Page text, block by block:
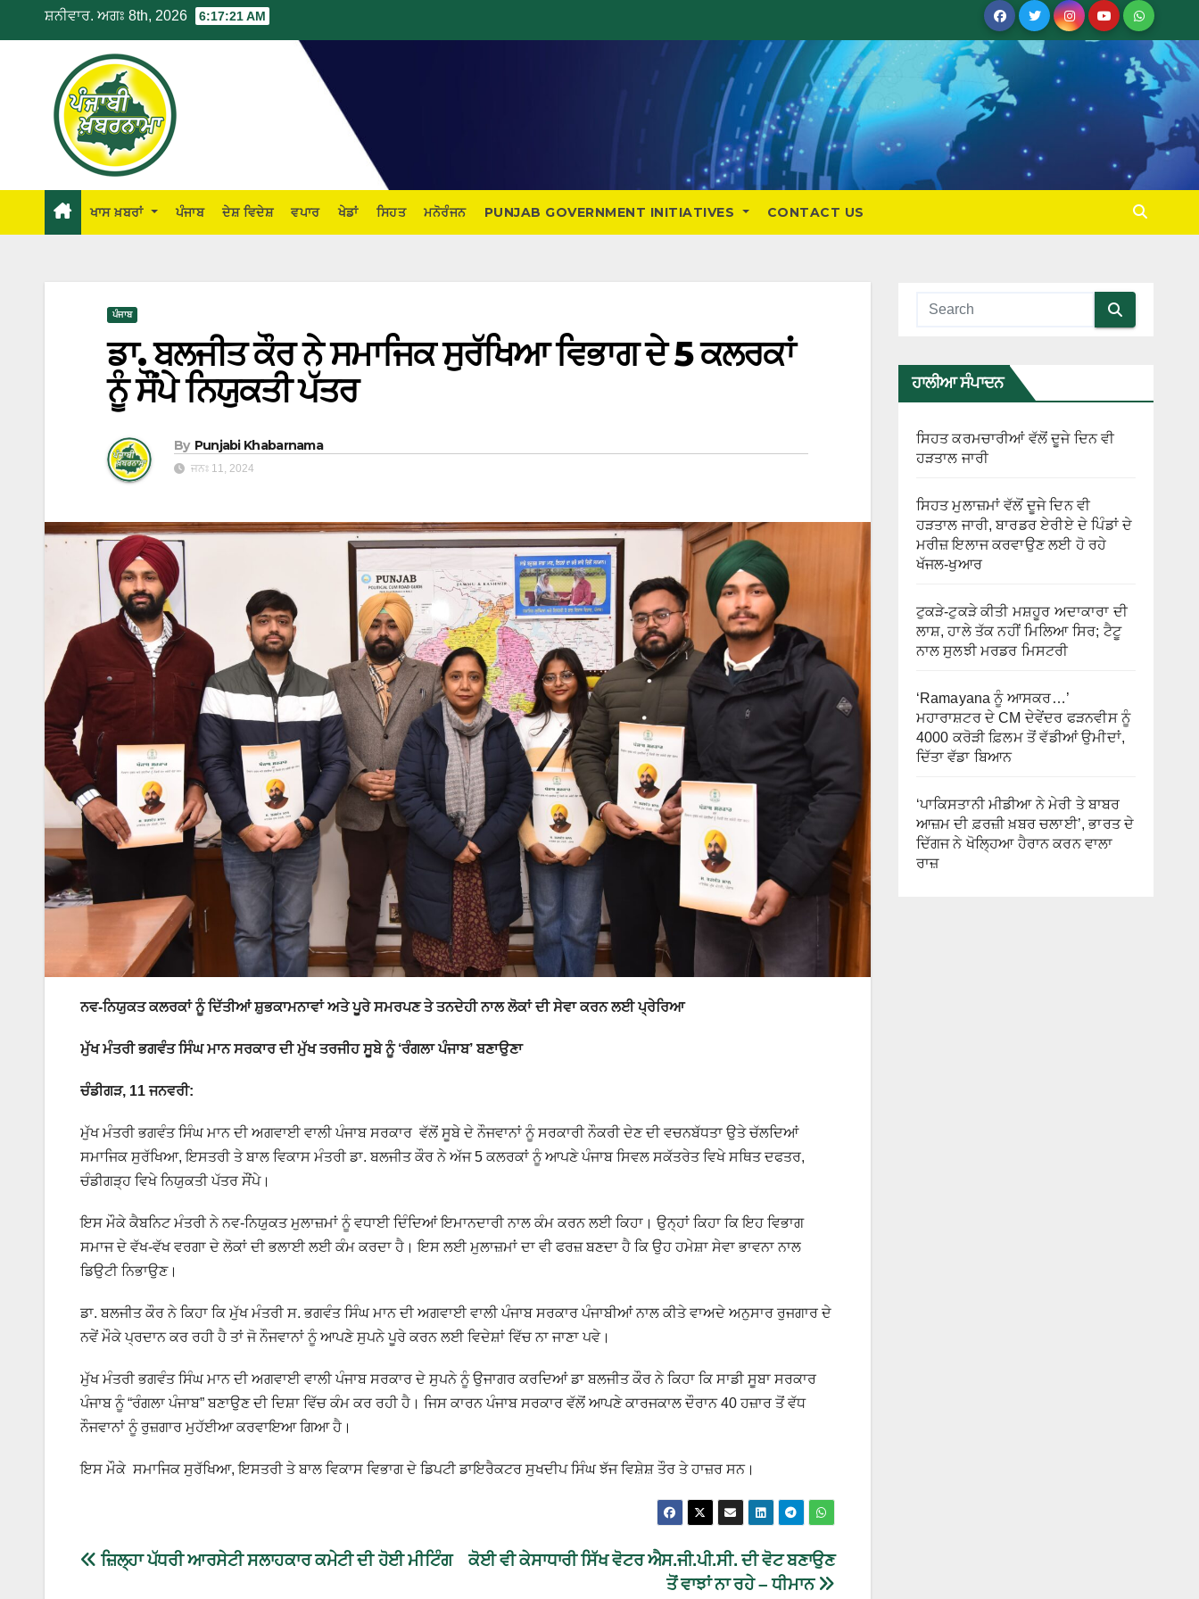
ਸ਼ਨੀਵਾਰ. ਅਗਃ 8th, 2026 6:17:22 AM
ਖਾਸ ਖ਼ਬਰਾਂ ਪੰਜਾਬ ਦੇਸ਼ ਵਿਦੇਸ਼ ਵਪਾਰ ਖੇਡਾਂ ਸਿਹਤ ਮਨੋਰੰਜਨ PUNJAB GOVERNMENT INITIATIVES CONTACT US
ਪੰਜਾਬ
ਡਾ. ਬਲਜੀਤ ਕੌਰ ਨੇ ਸਮਾਜਿਕ ਸੁਰੱਖਿਆ ਵਿਭਾਗ ਦੇ 5 ਕਲਰਕਾਂ
ਨੂੰ ਸੌਂਪੇ ਨਿਯੁਕਤੀ ਪੱਤਰ
By Punjabi Khabarnama
ਜਨਃ 11, 2024
ਨਵ-ਨਿਯੁਕਤ ਕਲਰਕਾਂ ਨੂੰ ਦਿੱਤੀਆਂ ਸ਼ੁਭਕਾਮਨਾਵਾਂ ਅਤੇ ਪੂਰੇ ਸਮਰਪਣ ਤੇ ਤਨਦੇਹੀ ਨਾਲ ਲੋਕਾਂ ਦੀ ਸੇਵਾ ਕਰਨ ਲਈ ਪ੍ਰੇਰਿਆ
ਮੁੱਖ ਮੰਤਰੀ ਭਗਵੰਤ ਸਿੰਘ ਮਾਨ ਸਰਕਾਰ ਦੀ ਮੁੱਖ ਤਰਜੀਹ ਸੂਬੇ ਨੂੰ ‘ਰੰਗਲਾ ਪੰਜਾਬ’ ਬਣਾਉਣਾ
ਚੰਡੀਗੜ, 11 ਜਨਵਰੀ:
ਮੁੱਖ ਮੰਤਰੀ ਭਗਵੰਤ ਸਿੰਘ ਮਾਨ ਦੀ ਅਗਵਾਈ ਵਾਲੀ ਪੰਜਾਬ ਸਰਕਾਰ ਵੱਲੋਂ ਸੂਬੇ ਦੇ ਨੌਜਵਾਨਾਂ ਨੂੰ ਸਰਕਾਰੀ ਨੌਕਰੀ ਦੇਣ ਦੀ ਵਚਨਬੱਧਤਾ ਉਤੇ ਚੱਲਦਿਆਂ
ਸਮਾਜਿਕ ਸੁਰੱਖਿਆ, ਇਸਤਰੀ ਤੇ ਬਾਲ ਵਿਕਾਸ ਮੰਤਰੀ ਡਾ. ਬਲਜੀਤ ਕੌਰ ਨੇ ਅੱਜ 5 ਕਲਰਕਾਂ ਨੂੰ ਆਪਣੇ ਪੰਜਾਬ ਸਿਵਲ ਸਕੱਤਰੇਤ ਵਿਖੇ ਸਥਿਤ ਦਫਤਰ,
ਚੰਡੀਗੜ੍ਹ ਵਿਖੇ ਨਿਯੁਕਤੀ ਪੱਤਰ ਸੌਂਪੇ।
ਇਸ ਮੌਕੇ ਕੈਬਨਿਟ ਮੰਤਰੀ ਨੇ ਨਵ-ਨਿਯੁਕਤ ਮੁਲਾਜ਼ਮਾਂ ਨੂੰ ਵਧਾਈ ਦਿੰਦਿਆਂ ਇਮਾਨਦਾਰੀ ਨਾਲ ਕੰਮ ਕਰਨ ਲਈ ਕਿਹਾ। ਉਨ੍ਹਾਂ ਕਿਹਾ ਕਿ ਇਹ ਵਿਭਾਗ
ਸਮਾਜ ਦੇ ਵੱਖ-ਵੱਖ ਵਰਗਾ ਦੇ ਲੋਕਾਂ ਦੀ ਭਲਾਈ ਲਈ ਕੰਮ ਕਰਦਾ ਹੈ। ਇਸ ਲਈ ਮੁਲਾਜ਼ਮਾਂ ਦਾ ਵੀ ਫਰਜ਼ ਬਣਦਾ ਹੈ ਕਿ ਉਹ ਹਮੇਸ਼ਾ ਸੇਵਾ ਭਾਵਨਾ ਨਾਲ
ਡਿਉਟੀ ਨਿਭਾਉਣ।
ਡਾ. ਬਲਜੀਤ ਕੌਰ ਨੇ ਕਿਹਾ ਕਿ ਮੁੱਖ ਮੰਤਰੀ ਸ. ਭਗਵੰਤ ਸਿੰਘ ਮਾਨ ਦੀ ਅਗਵਾਈ ਵਾਲੀ ਪੰਜਾਬ ਸਰਕਾਰ ਪੰਜਾਬੀਆਂ ਨਾਲ ਕੀਤੇ ਵਾਅਦੇ ਅਨੁਸਾਰ ਰੁਜਗਾਰ ਦੇ
ਨਵੇਂ ਮੌਕੇ ਪ੍ਰਦਾਨ ਕਰ ਰਹੀ ਹੈ ਤਾਂ ਜੋ ਨੌਜਵਾਨਾਂ ਨੂੰ ਆਪਣੇ ਸੁਪਨੇ ਪੂਰੇ ਕਰਨ ਲਈ ਵਿਦੇਸ਼ਾਂ ਵਿੱਚ ਨਾ ਜਾਣਾ ਪਵੇ।
ਮੁੱਖ ਮੰਤਰੀ ਭਗਵੰਤ ਸਿੰਘ ਮਾਨ ਦੀ ਅਗਵਾਈ ਵਾਲੀ ਪੰਜਾਬ ਸਰਕਾਰ ਦੇ ਸੁਪਨੇ ਨੂੰ ਉਜਾਗਰ ਕਰਦਿਆਂ ਡਾ ਬਲਜੀਤ ਕੌਰ ਨੇ ਕਿਹਾ ਕਿ ਸਾਡੀ ਸੂਬਾ ਸਰਕਾਰ
ਪੰਜਾਬ ਨੂੰ “ਰੰਗਲਾ ਪੰਜਾਬ” ਬਣਾਉਣ ਦੀ ਦਿਸ਼ਾ ਵਿੱਚ ਕੰਮ ਕਰ ਰਹੀ ਹੈ। ਜਿਸ ਕਾਰਨ ਪੰਜਾਬ ਸਰਕਾਰ ਵੱਲੋਂ ਆਪਣੇ ਕਾਰਜਕਾਲ ਦੌਰਾਨ 40 ਹਜ਼ਾਰ ਤੋਂ ਵੱਧ
ਨੌਜਵਾਨਾਂ ਨੂੰ ਰੁਜ਼ਗਾਰ ਮੁਹੱਈਆ ਕਰਵਾਇਆ ਗਿਆ ਹੈ।
ਇਸ ਮੌਕੇ ਸਮਾਜਿਕ ਸੁਰੱਖਿਆ, ਇਸਤਰੀ ਤੇ ਬਾਲ ਵਿਕਾਸ ਵਿਭਾਗ ਦੇ ਡਿਪਟੀ ਡਾਇਰੈਕਟਰ ਸੁਖਦੀਪ ਸਿੰਘ ਝੱਜ ਵਿਸ਼ੇਸ਼ ਤੌਰ ਤੇ ਹਾਜ਼ਰ ਸਨ।
ਕੋਈ ਵੀ ਕੇਸਾਧਾਰੀ ਸਿੱਖ ਵੋਟਰ ਐਸ.ਜੀ.ਪੀ.ਸੀ. ਦੀ ਵੋਟ ਬਣਾਉਣ
ਤੋਂ ਵਾਝਾਂ ਨਾ ਰਹੇ – ਧੀਮਾਨ
ਜ਼ਿਲ੍ਹਾ ਪੱਧਰੀ ਆਰਸੇਟੀ ਸਲਾਹਕਾਰ ਕਮੇਟੀ ਦੀ ਹੋਈ ਮੀਟਿੰਗ
ਹਾਲੀਆ ਸੰਪਾਦਨ
ਸਿਹਤ ਕਰਮਚਾਰੀਆਂ ਵੱਲੋਂ ਦੂਜੇ ਦਿਨ ਵੀ
ਹੜਤਾਲ ਜਾਰੀ
ਸਿਹਤ ਮੁਲਾਜ਼ਮਾਂ ਵੱਲੋਂ ਦੂਜੇ ਦਿਨ ਵੀ
ਹੜਤਾਲ ਜਾਰੀ, ਬਾਰਡਰ ਏਰੀਏ ਦੇ ਪਿੰਡਾਂ ਦੇ
ਮਰੀਜ਼ ਇਲਾਜ ਕਰਵਾਉਣ ਲਈ ਹੋ ਰਹੇ
ਖੱਜਲ-ਖੁਆਰ
ਟੁਕੜੇ-ਟੁਕੜੇ ਕੀਤੀ ਮਸ਼ਹੂਰ ਅਦਾਕਾਰਾ ਦੀ
ਲਾਸ਼, ਹਾਲੇ ਤੱਕ ਨਹੀਂ ਮਿਲਿਆ ਸਿਰ; ਟੈਟੂ
ਨਾਲ ਸੁਲਝੀ ਮਰਡਰ ਮਿਸਟਰੀ
‘Ramayana ਨੂੰ ਆਸਕਰ…’
ਮਹਾਰਾਸ਼ਟਰ ਦੇ CM ਦੇਵੇਂਦਰ ਫੜਨਵੀਸ ਨੂੰ
4000 ਕਰੋੜੀ ਫ਼ਿਲਮ ਤੋਂ ਵੱਡੀਆਂ ਉਮੀਦਾਂ,
ਦਿੱਤਾ ਵੱਡਾ ਬਿਆਨ
‘ਪਾਕਿਸਤਾਨੀ ਮੀਡੀਆ ਨੇ ਮੇਰੀ ਤੇ ਬਾਬਰ
ਆਜ਼ਮ ਦੀ ਫ਼ਰਜ਼ੀ ਖ਼ਬਰ ਚਲਾਈ’, ਭਾਰਤ ਦੇ
ਦਿੱਗਜ ਨੇ ਖੋਲ੍ਹਿਆ ਹੈਰਾਨ ਕਰਨ ਵਾਲਾ
ਰਾਜ਼